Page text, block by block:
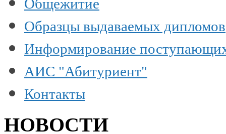
Общежитие
Образцы выдаваемых дипломов
Информирование
АИС "Абитуриент"
Контакты
НОВОСТИ